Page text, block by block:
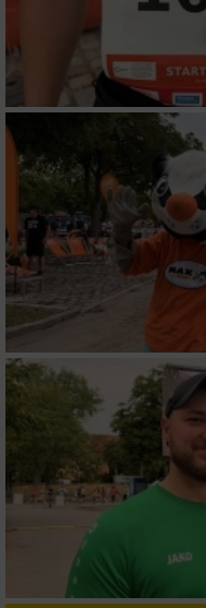
Analyse von
oder Kombinationen
verschiedenen Quellen
Entwicklung und
Verwendung
von Inhalten
IAB-Besonderheiten:
Verwendung genauer
Geräte anhand von
Informationen
Nicht-IAB-
Notwendig
Performance
Funktional